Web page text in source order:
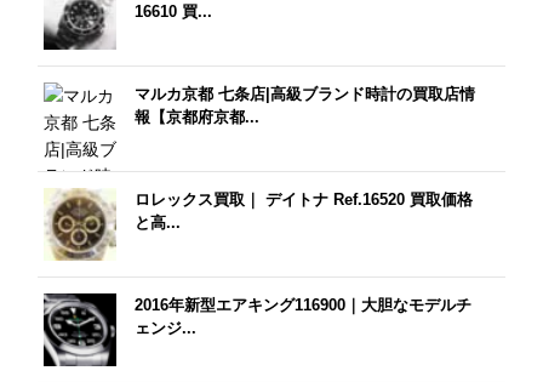
16610 買...
マルカ京都 七条店|高級ブランド時計の買取店情
報【京都府京都...
ロレックス買取｜ デイトナ Ref.16520 買取価格
と高...
2016年新型エアキング116900｜大胆なモデルチ
ェンジ...